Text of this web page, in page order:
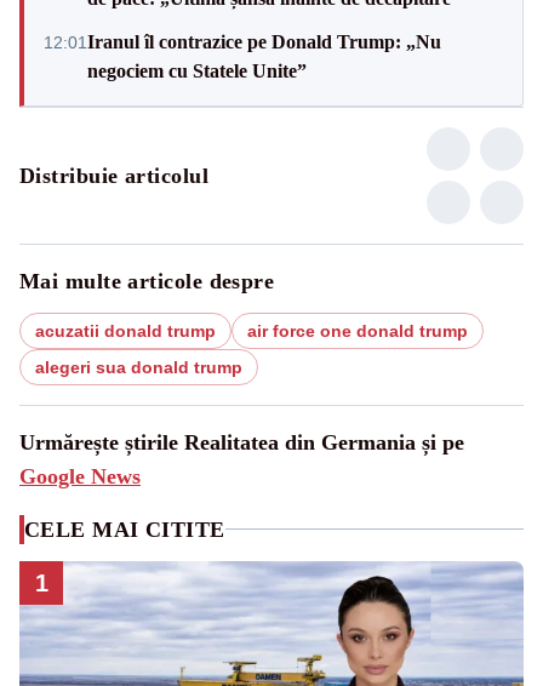
12:01Iranul îl contrazice pe Donald Trump: „Nu
negociem cu Statele Unite”
Distribuie articolul
Mai multe articole despre
acuzatii donald trump
air force one donald trump
alegeri sua donald trump
Urmărește știrile Realitatea din Germania și pe
Google News
CELE MAI CITITE
1